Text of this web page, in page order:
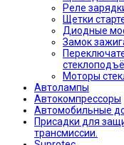
Реле
Щетки
Диодные
Замок
Моторы
Автолампы
Автокомпрессоры
Автомобильные
Присадки для
трансмиссии.